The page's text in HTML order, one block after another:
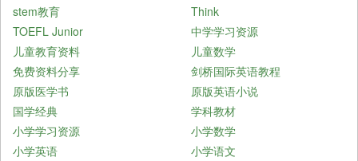
stem教育
Think
TOEFL Junior
中学学习资源
儿童教育资料
儿童数学
免费资料分享
剑桥国际英语教程
原版医学书
原版英语小说
国学经典
学科教材
小学学习资源
小学数学
小学英语
小学语文